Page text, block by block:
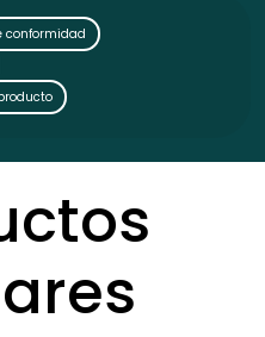
conformidad